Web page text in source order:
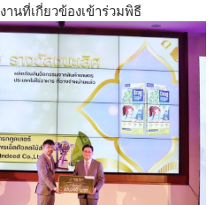
นที่เกี่ยวข้องเข้าร่วมพิธี